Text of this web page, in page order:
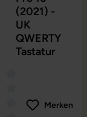
(2021) -
UK
QWERTY
Tastatur
Merken